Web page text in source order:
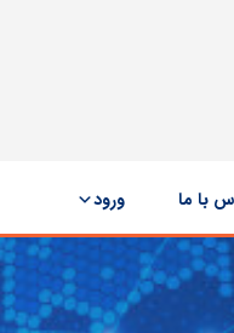
با ما ورود